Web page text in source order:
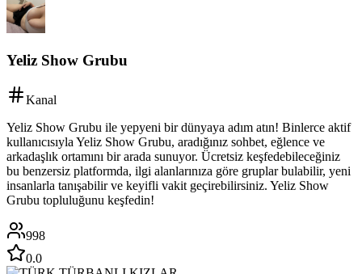
Yeliz Show Grubu
Kanal
Yeliz Show Grubu ile yepyeni bir dünyaya adım atın! Binlerce aktif
kullanıcısıyla Yeliz Show Grubu, aradığınız sohbet, eğlence ve
arkadaşlık ortamını bir arada sunuyor. Ücretsiz keşfedebileceğiniz
bu benzersiz platformda, ilgi alanlarınıza göre gruplar bulabilir, yeni
insanlarla tanışabilir ve keyifli vakit geçirebilirsiniz. Yeliz Show
Grubu topluluğunu keşfedin!
998
0.0